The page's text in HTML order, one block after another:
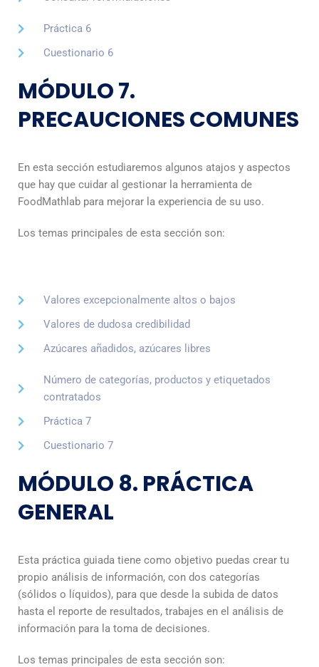
Práctica 6
Cuestionario 6
MÓDULO 7.
PRECAUCIONES COMUNES
En esta sección estudiaremos algunos atajos y aspectos
que hay que cuidar al gestionar la herramienta de
FoodMathlab para mejorar la experiencia de su uso.
Los temas principales de esta sección son:
Valores excepcionalmente altos o bajos
Valores de dudosa credibilidad
Azúcares añadidos, azúcares libres
Número de categorías, productos y etiquetados
contratados
Práctica 7
Cuestionario 7
MÓDULO 8. PRÁCTICA
GENERAL
Esta práctica guiada tiene como objetivo puedas crear tu
propio análisis de información, con dos categorías
(sólidos o líquidos), para que desde la subida de datos
hasta el reporte de resultados, trabajes en el análisis de
información para la toma de decisiones.
Los temas principales de esta sección son: